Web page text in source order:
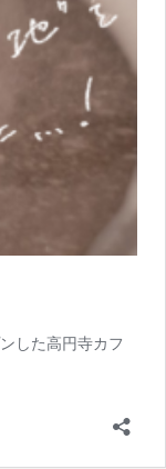
した高円寺カフ